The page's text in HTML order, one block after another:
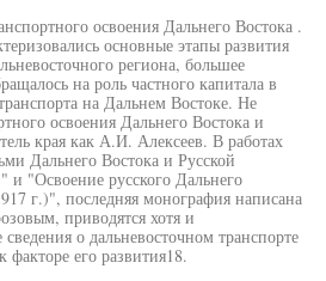
освоения Дальнего Востока .
основные этапы развития
региона, большее
на роль частного капитала в
на Дальнем Востоке. Не
освоения Дальнего Востока и
края как А.И. Алексеев. В работах
Дальнего Востока и Русской
"Освоение русского Дальнего
г.)", последняя монография написана
приводятся хотя и
о дальневосточном транспорте
его развития18.